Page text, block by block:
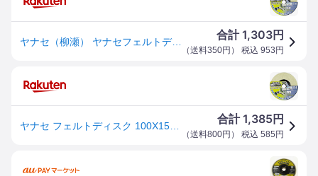
ヤナセ（柳瀬） ヤナセフェルトディスク HF02 4949130011301 先端工具 ジスク・両頭アクセサリ
合計1,303円
（送料350円 ） 税込 953 円
合計1,385円
（送料800円 ） 税込 585 円